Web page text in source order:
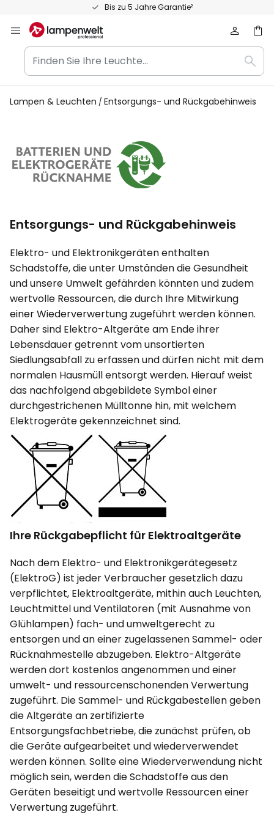
Bis zu 5 Jahre Garantie²
Inhalt
springen
Finden
Sie
Ihre
Leuchte...
Lampen & Leuchten Entsorgungs- und Rückgabehinweis
Entsorgungs- und Rückgabehinweis
Elektro- und Elektronikgeräten enthalten
Schadstoffe, die unter Umständen die Gesundheit
und unsere Umwelt gefährden könnten und zudem
wertvolle Ressourcen, die durch Ihre Mitwirkung
einer Wiederverwertung zugeführt werden können.
Daher sind Elektro-Altgeräte am Ende ihrer
Lebensdauer getrennt vom unsortierten
Siedlungsabfall zu erfassen und dürfen nicht mit dem
normalen Hausmüll entsorgt werden. Hierauf weist
das nachfolgend abgebildete Symbol einer
durchgestrichenen Mülltonne hin, mit welchem
Elektrogeräte gekennzeichnet sind.
Ihre Rückgabepflicht für Elektroaltgeräte
Nach dem Elektro- und Elektronikgerätegesetz
(ElektroG) ist jeder Verbraucher gesetzlich dazu
verpflichtet, Elektroaltgeräte, mithin auch Leuchten,
Leuchtmittel und Ventilatoren (mit Ausnahme von
Glühlampen) fach- und umweltgerecht zu
entsorgen und an einer zugelassenen Sammel- oder
Rücknahmestelle abzugeben. Elektro-Altgeräte
werden dort kostenlos angenommen und einer
umwelt- und ressourcenschonenden Verwertung
zugeführt. Die Sammel- und Rückgabestellen geben
die Altgeräte an zertifizierte
Entsorgungsfachbetriebe, die zunächst prüfen, ob
die Geräte aufgearbeitet und wiederverwendet
werden können. Sollte eine Wiederverwendung nicht
möglich sein, werden die Schadstoffe aus den
Geräten beseitigt und wertvolle Ressourcen einer
Verwertung zugeführt.